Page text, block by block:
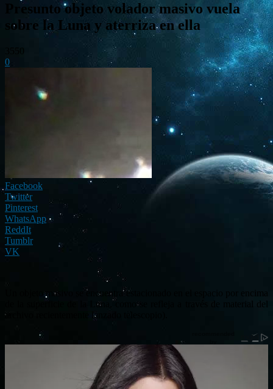
Presunto objeto volador masivo vuela
sobre la Luna y aterriza en ella
0
Facebook
Twitter
Pinterest
WhatsApp
ReddIt
Tumblr
VK
Un objeto masivo se encuentra estacionado en el espacio por encima
de la superficie de la Luna, como se refleja a través de material del
archivo recientemente lanzado telescopio).